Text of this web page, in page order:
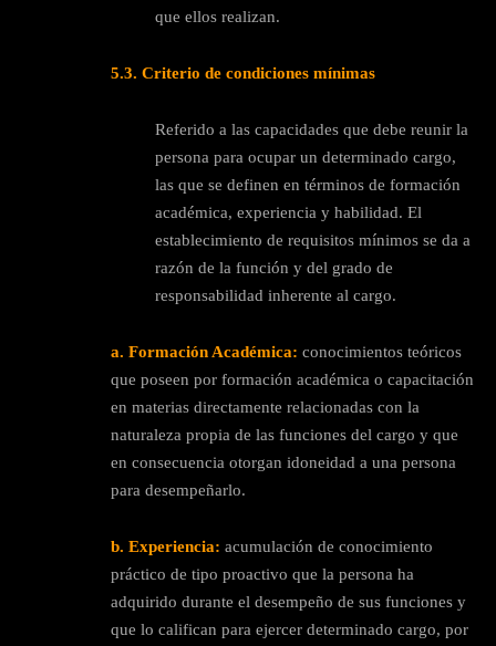
que ellos realizan.
5.3. Criterio de condiciones mínimas
Referido a las capacidades que debe reunir la
persona para ocupar un determinado cargo,
las que se definen en términos de formación
académica, experiencia y habilidad. El
establecimiento de requisitos mínimos se da a
razón de la función y del grado de
responsabilidad inherente al cargo.
a. Formación Académica: conocimientos teóricos
que poseen por formación académica o capacitación
en materias directamente relacionadas con la
naturaleza propia de las funciones del cargo y que
en consecuencia otorgan idoneidad a una persona
para desempeñarlo.
b. Experiencia: acumulación de conocimiento
práctico de tipo proactivo que la persona ha
adquirido durante el desempeño de sus funciones y
que lo califican para ejercer determinado cargo, por